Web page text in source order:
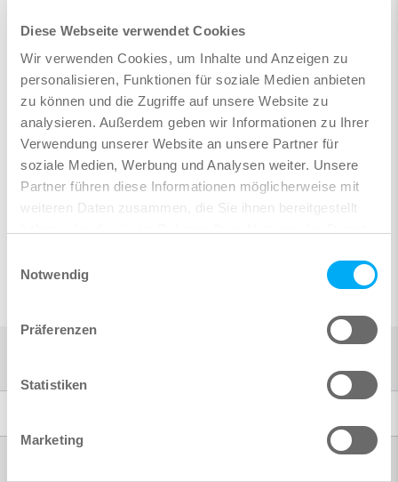
Diese Webseite verwendet Cookies
Wir verwenden Cookies, um Inhalte und Anzeigen zu
personalisieren, Funktionen für soziale Medien anbieten
zu können und die Zugriffe auf unsere Website zu
analysieren. Außerdem geben wir Informationen zu Ihrer
Verwendung unserer Website an unsere Partner für
soziale Medien, Werbung und Analysen weiter. Unsere
Partner führen diese Informationen möglicherweise mit
weiteren Daten zusammen, die Sie ihnen bereitgestellt
Notwendig
Präferenzen
Statistiken
Marketing
Dr. Ing. Martin Siffling
Leiter Customer Service /
Leiter Konstruktion
Auf LinkedIn folgen